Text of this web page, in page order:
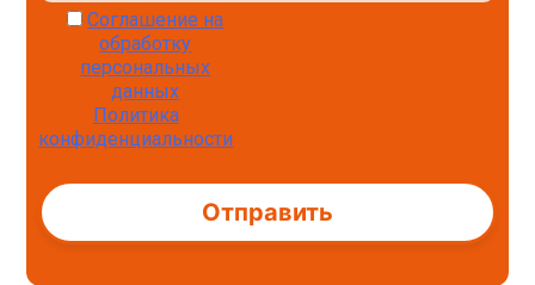
Соглашение на
обработку
персональных
данных
Политика
конфиденциальности